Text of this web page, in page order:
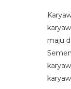
maju